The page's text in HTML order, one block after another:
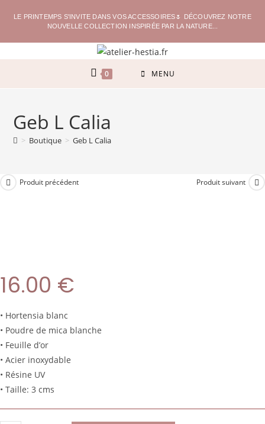
LE PRINTEMPS S'INVITE DANS VOS ACCESSOIRES🌷 DÉCOUVREZ NOTRE
NOUVELLE COLLECTION INSPIRÉE PAR LA NATURE...
0 MENU
Geb L Calia
> Boutique > Geb L Calia
Produit précédent Produit suivant
16.00 €
• Hortensia blanc
• Poudre de mica blanche
• Feuille d’or
• Acier inoxydable
• Résine UV
• Taille: 3 cms